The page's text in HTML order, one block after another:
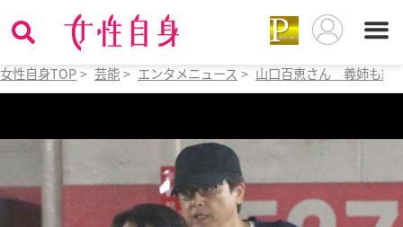
女性自身TOP > 芸能 > エンタメニュース > 山口百恵さん 義姉も絶